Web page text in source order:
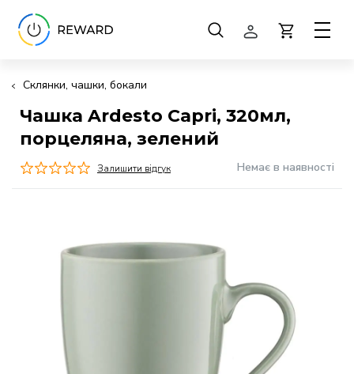
Склянки, чашки, бокали
Чашка Ardesto Capri, 320мл,
порцеляна, зелений
Залишити відгук Немає в наявності